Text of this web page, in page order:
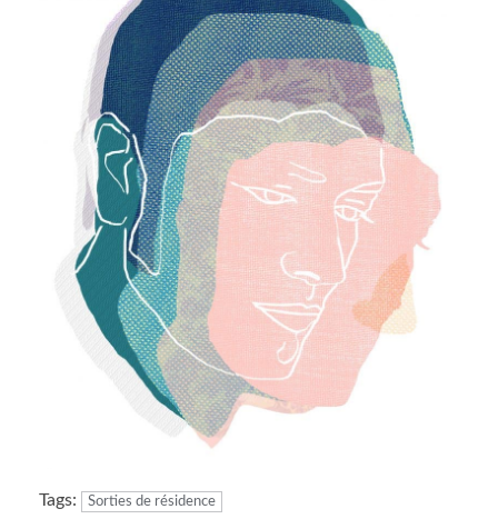
Tags: Sorties de résidence